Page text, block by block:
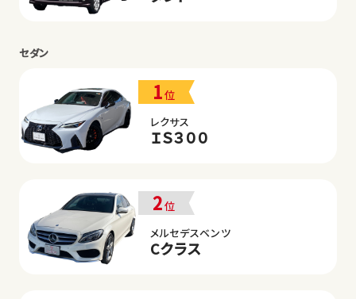
セダン
1位
レクサス
ＩＳ３００
2位
メルセデスベンツ
Cクラス